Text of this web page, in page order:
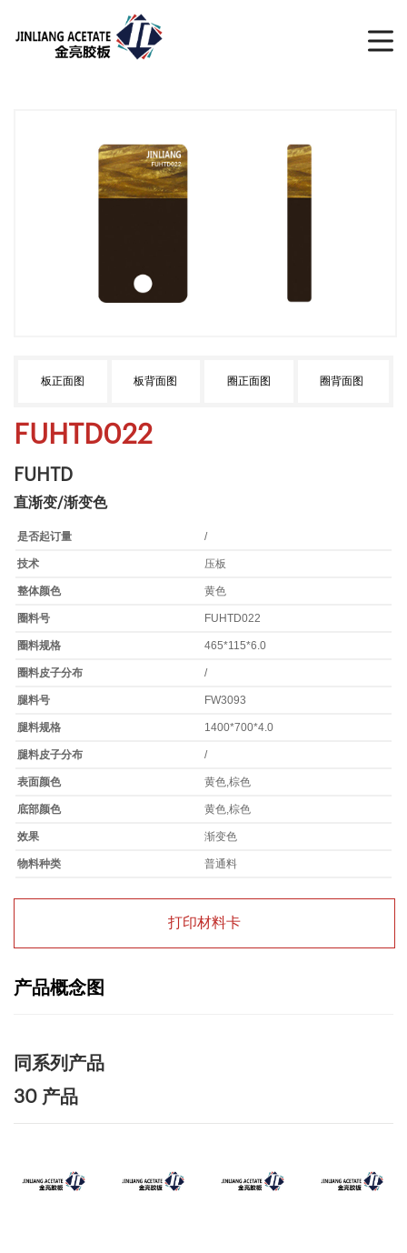
板正面图 板背面图 圈正面图 圈背面图
FUHTD022
FUHTD
直渐变/渐变色
是否起订量 /
技术 压板
整体颜色 黄色
圈料号 FUHTD022
圈料规格 465*115*6.0
圈料皮子分布 /
腿料号 FW3093
腿料规格 1400*700*4.0
腿料皮子分布 /
表面颜色 黄色,棕色
底部颜色 黄色,棕色
效果 渐变色
物料种类 普通料
打印材料卡
产品概念图
同系列产品
30 产品